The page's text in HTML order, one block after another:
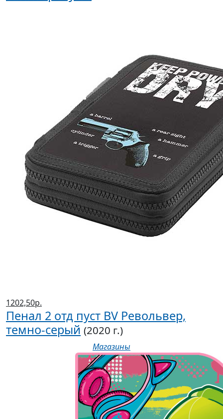
1202,50р.
Пенал 2 отд пуст BV Револьвер,
темно-серый (2020 г.)
Магазины